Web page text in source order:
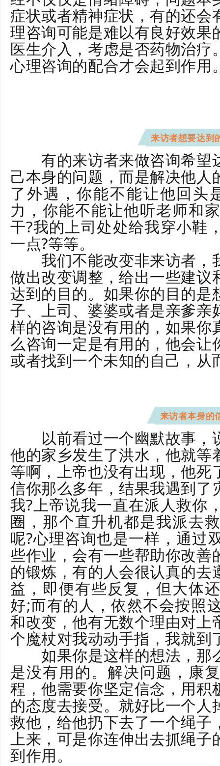
症状或者精神症状，有的还会
理咨询可能是难以有良好效果
医生介入，考虑是否药物治
心理咨询的配合才会起到作用
来访者想要达到
有的来访者来做咨询希望
己本身的问题，而是解决他
了外遇，你能不能让他回头
力，你能不能让他听老师和
干?我的上司处处给我穿小鞋
一点?等等。
我们不能改变非来访者，
做出改变调整，给出一些建议
达到的目的。如果你的目的是
子、上司、婆婆或者是亲爹亲
样的咨询是没有用的，如果你
么咨询一定是有用的，他会让
或者找到一个未知的自己，从
来访者本身的
以前看过一个幽默故事，
他的家乡发生了洪水，他就等
等啊，上帝也没有出现，他
信你那么多年，结果我遇到了
我?上帝说我一直在派人救你
圈，那个直升机都是我派去
呢?心理咨询也是一样，通过
些作业，会有一些帮助你改善
的锻炼，有的人会很认真的
益，即便有些反复，但大体
好;而有的人，依然不会按照
和改变，他有无数个理由对上
个魔杖对我动动手指，我就到
如果你是这样的想法，那
是没有用的。解决问题，康
程，他需要你坚定信念，用积
的态度去接受。就好比一个
救他，给他扔下去了一个绳子
上来，可是你连伸出去抓绳子
到作用。